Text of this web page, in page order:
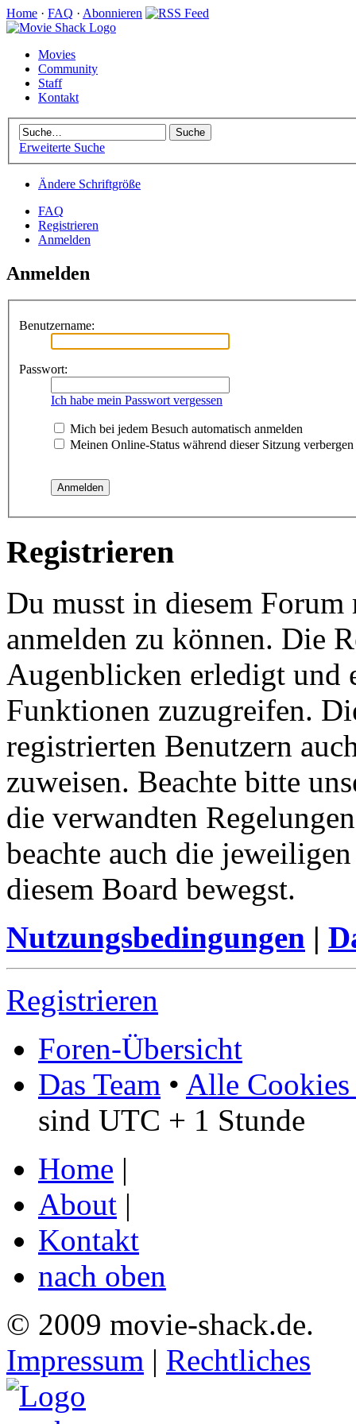
Home · FAQ · Abonnieren
Movies
Community
Staff
Kontakt
Erweiterte Suche
Ändere Schriftgröße
FAQ
Registrieren
Anmelden
Anmelden
Benutzername:
Passwort:
Ich habe mein Passwort vergessen
Mich bei jedem Besuch automatisch anmelden
Meinen Online-Status während dieser Sitzung verbergen
Registrieren
Du musst in diesem
anmelden zu können. Die
Augenblicken erledigt und
Funktionen zuzugreifen.
registrierten Benutzern
zuweisen. Beachte bitte
die verwandten
beachte auch die
diesem Board bewegst.
Nutzungsbedingungen |
Registrieren
Foren-Übersicht
Das Team • Alle Cookies
sind UTC + 1 Stunde
Home |
About |
Kontakt
nach oben
© 2009 movie-shack.de.
Impressum | Rechtliches